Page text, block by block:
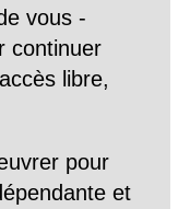
vous -
continuer
libre,
pour
et